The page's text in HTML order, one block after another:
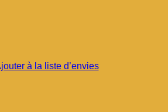
à la liste d’envies